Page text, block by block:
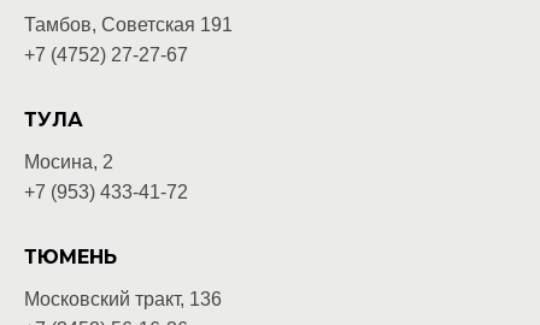
Тамбов, Советская 191
+7 (4752) 27-27-67
ТУЛА
Мосина, 2
+7 (953) 433-41-72
ТЮМЕНЬ
Московский тракт, 136